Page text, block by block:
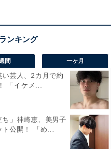
間 一ヶ月
い芸人、2カ月で約
「イケメ...
ち」神崎恵、美男子
ト公開！ 「め...